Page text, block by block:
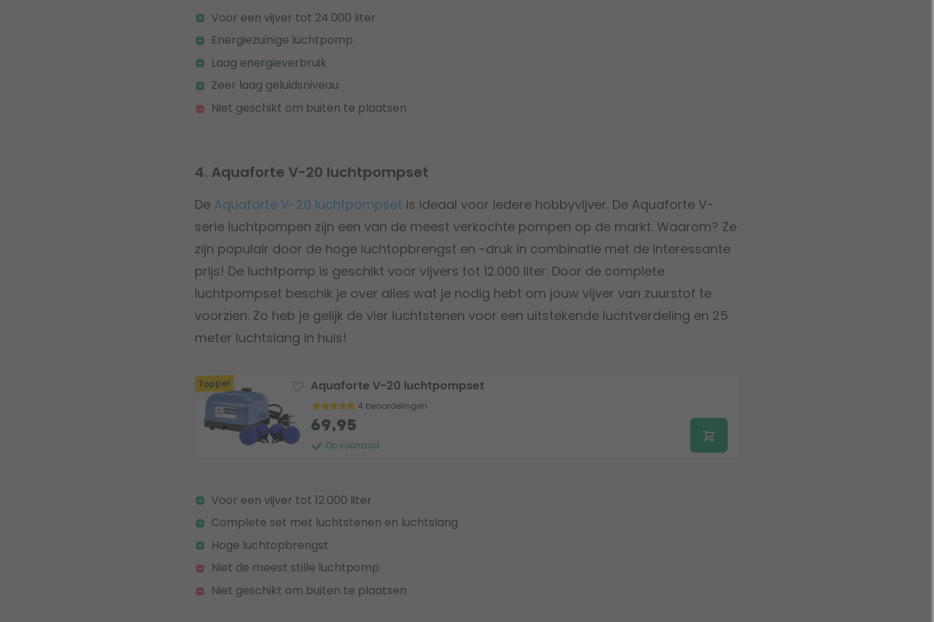
Voor een vijver tot 24.000 liter
Energiezuinige luchtpomp
Laag energieverbruik
Zeer laag geluidsniveau
Niet geschikt om buiten te plaatsen
4. Aquaforte V-20 luchtpompset
De Aquaforte V-20 luchtpompset is ideaal voor iedere hobbyvijver. De Aquaforte V-
serie luchtpompen zijn een van de meest verkochte pompen op de markt. Waarom? Ze
zijn populair door de hoge luchtopbrengst en -druk in combinatie met de interessante
prijs! De luchtpomp is geschikt voor vijvers tot 12.000 liter. Door de complete
luchtpompset beschik je over alles wat je nodig hebt om jouw vijver van zuurstof te
voorzien. Zo heb je gelijk de vier luchtstenen voor een uitstekende luchtverdeling en 25
meter luchtslang in huis!
Topper Aquaforte V-20 luchtpompset
4 beoordelingen
Op voorraad
69,95
Voor een vijver tot 12.000 liter
Complete set met luchtstenen en luchtslang
Hoge luchtopbrengst
Niet de meest stille luchtpomp
Niet geschikt om buiten te plaatsen